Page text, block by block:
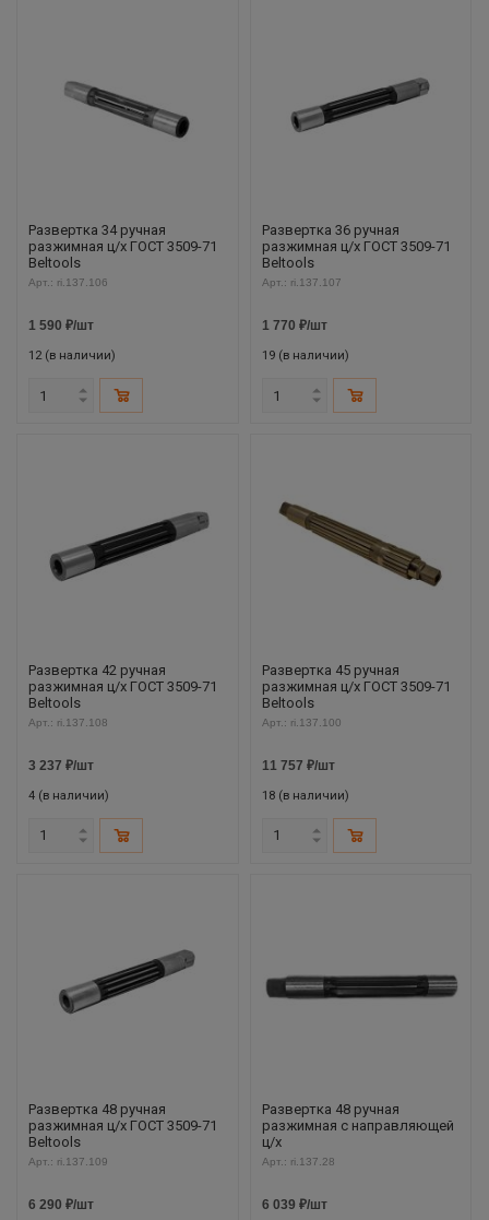
Развертка 34 ручная
разжимная ц/х ГОСТ 3509-71
Beltools
Арт.: ri.137.106
1 590 ₽/шт
12 (в наличии)
Развертка 36 ручная
разжимная ц/х ГОСТ 3509-71
Beltools
Арт.: ri.137.107
1 770 ₽/шт
19 (в наличии)
Развертка 42 ручная
разжимная ц/х ГОСТ 3509-71
Beltools
Арт.: ri.137.108
3 237 ₽/шт
4 (в наличии)
Развертка 45 ручная
разжимная ц/х ГОСТ 3509-71
Beltools
Арт.: ri.137.100
11 757 ₽/шт
18 (в наличии)
Развертка 48 ручная
разжимная ц/х ГОСТ 3509-71
Beltools
Арт.: ri.137.109
6 290 ₽/шт
Развертка 48 ручная
разжимная с направляющей
ц/х
Арт.: ri.137.28
6 039 ₽/шт